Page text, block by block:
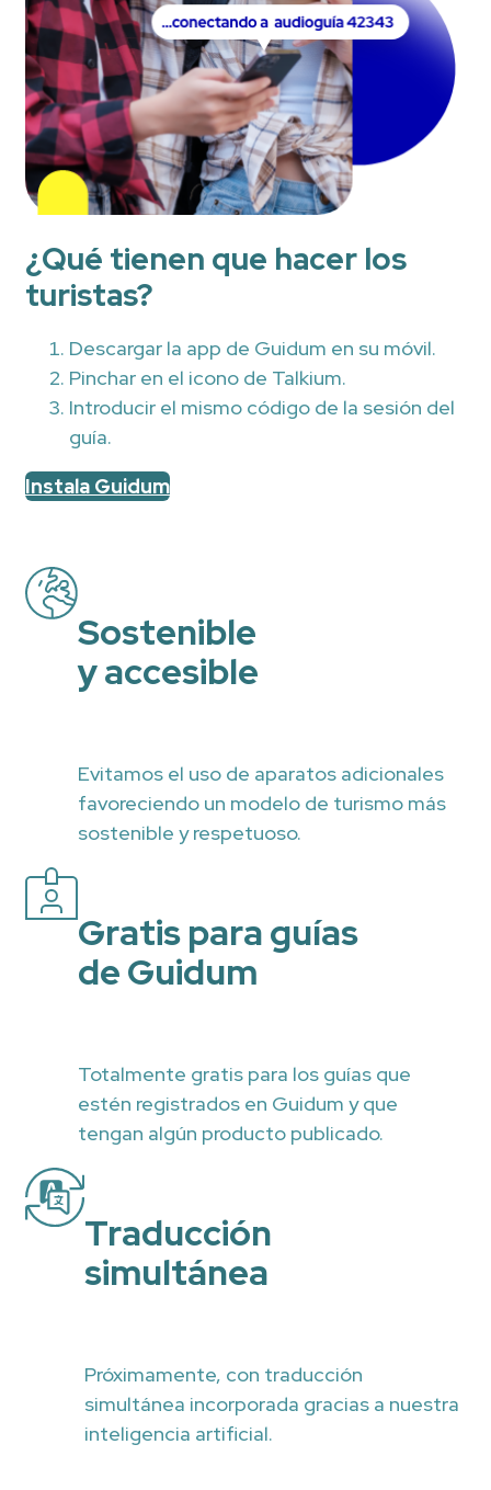
¿Qué tienen que hacer los
turistas?
Descargar la app de Guidum en su móvil.
Pinchar en el icono de Talkium.
Introducir el mismo código de la sesión del
guía.
Instala Guidum
Sostenible
y accesible
Evitamos el uso de aparatos adicionales
favoreciendo un modelo de turismo más
sostenible y respetuoso.
Gratis para guías
de Guidum
Totalmente gratis para los guías que
estén registrados en Guidum y que
tengan algún producto publicado.
Traducción
simultánea
Próximamente, con traducción
simultánea incorporada gracias a nuestra
inteligencia artificial.